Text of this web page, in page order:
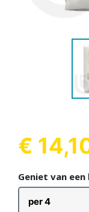
€
Geniet van
per 4